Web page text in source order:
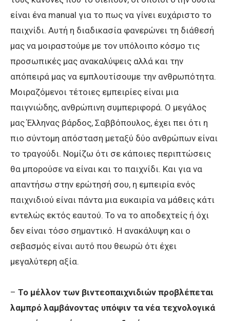
είναι ένα manual για το πως να γίνει ευχάριστο το
παιχνίδι. Αυτή η διαδικασία φανερώνει τη διάθεσή
μας να μοιραστούμε με τον υπόλοιπο κόσμο τις
προσωπικές μας ανακαλύψεις αλλά και την
απόπειρά μας να εμπλουτίσουμε την ανθρωπότητα.
Μοιραζόμενοι τέτοιες εμπειρίες είναι μια
παιγνιώδης, ανθρώπινη συμπεριφορά. Ο μεγάλος
μας Έλληνας βάρδος, Σαββόπουλος, έχει πει ότι η
πιο σύντομη απόσταση μεταξύ δύο ανθρώπων είναι
το τραγούδι. Νομίζω ότι σε κάποιες περιπτώσεις
θα μπορούσε να είναι και το παιχνίδι. Και για να
απαντήσω στην ερώτησή σου, η εμπειρία ενός
παιχνιδιού είναι πάντα μια ευκαιρία να μάθεις κάτι
εντελώς εκτός εαυτού. Το να το αποδεχτείς ή όχι
δεν είναι τόσο σημαντικό. Η ανακάλυψη και ο
σεβασμός είναι αυτό που θεωρώ ότι έχει
μεγαλύτερη αξία.
– Το μέλλον των βιντεοπαιχνιδιών προβλέπεται
λαμπρό λαμβάνοντας υπόψιν τα νέα τεχνολογικά